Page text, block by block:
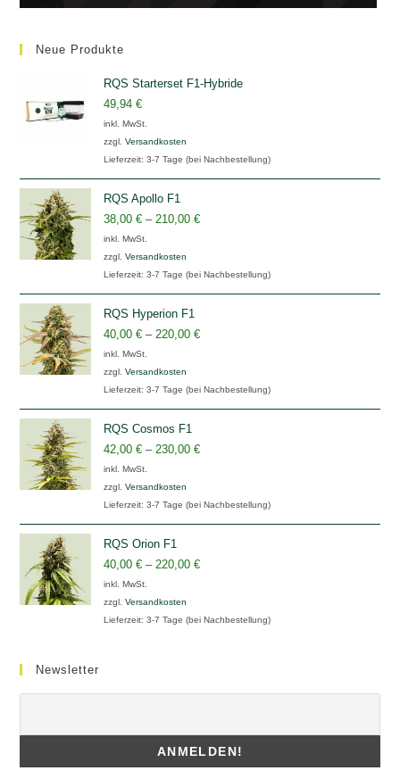
Neue Produkte
RQS Starterset F1-Hybride
49,94€
inkl. MwSt.
zzgl.Versandkosten
Lieferzeit:3-7 Tage (bei Nachbestellung)
RQS Apollo F1
38,00€ –210,00€
inkl. MwSt.
zzgl.Versandkosten
Lieferzeit:3-7 Tage (bei Nachbestellung)
RQS Hyperion F1
40,00€ –220,00€
inkl. MwSt.
zzgl.Versandkosten
Lieferzeit:3-7 Tage (bei Nachbestellung)
RQS Cosmos F1
42,00€ –230,00€
inkl. MwSt.
zzgl.Versandkosten
Lieferzeit:3-7 Tage (bei Nachbestellung)
RQS Orion F1
40,00€ –220,00€
inkl. MwSt.
zzgl.Versandkosten
Lieferzeit:3-7 Tage (bei Nachbestellung)
Newsletter